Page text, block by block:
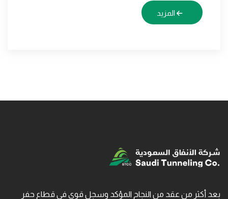
المزيد
بعد أكثر من عقد من النجاح المؤكد وسجل قوي في قطاع حفر